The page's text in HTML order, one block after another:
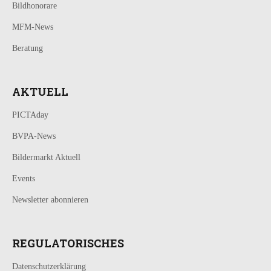
Bildhonorare
MFM-News
Beratung
AKTUELL
PICTAday
BVPA-News
Bildermarkt Aktuell
Events
Newsletter abonnieren
REGULATORISCHES
Datenschutzerklärung